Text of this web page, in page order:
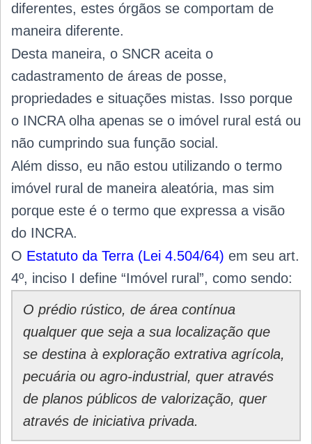
diferentes, estes órgãos se comportam de
maneira diferente.
Desta maneira, o SNCR aceita o
cadastramento de áreas de posse,
propriedades e situações mistas. Isso porque
o INCRA olha apenas se o imóvel rural está ou
não cumprindo sua função social.
Além disso, eu não estou utilizando o termo
imóvel rural de maneira aleatória, mas sim
porque este é o termo que expressa a visão
do INCRA.
O Estatuto da Terra (Lei 4.504/64) em seu art.
4º, inciso I define “Imóvel rural”, como sendo:
O prédio rústico, de área contínua
qualquer que seja a sua localização que
se destina à exploração extrativa agrícola,
pecuária ou agro-industrial, quer através
de planos públicos de valorização, quer
através de iniciativa privada.